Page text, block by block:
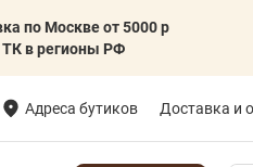
по Москве от 5000 р
в регионы РФ
Адреса бутиков Доставка и